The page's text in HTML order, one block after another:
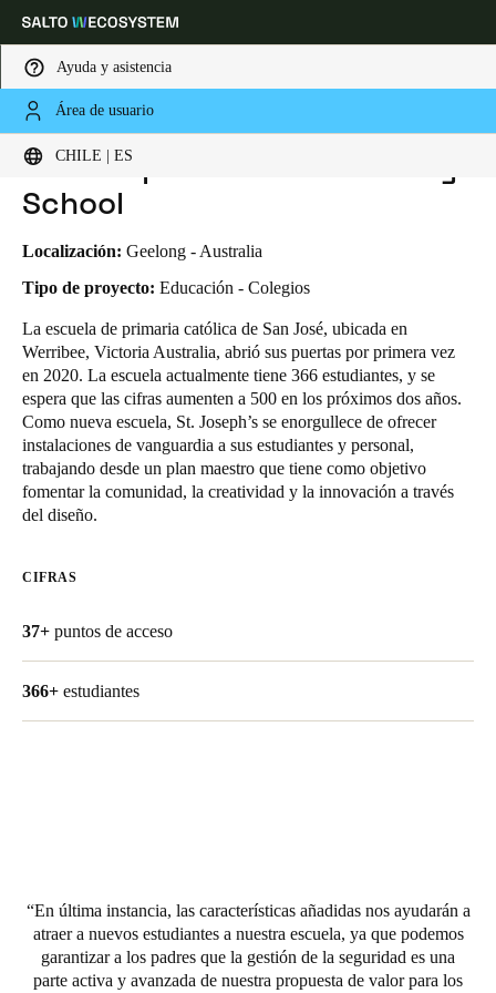
Ayuda y asistencia
Área de usuario
CHILE | ES
Elija su ubicación y configuración de idioma
Global
Chile Español
Mexico
Español
Colombia
Español
Chile
Guardar la nueva selección como predeterminada
HOME INDUSTRIAS
ST. JOSEPH’S CATHOLIC PRIMARY SCHOOL
St. Joseph’s Catholic Primary
School
Localización: Geelong - Australia
Tipo de proyecto: Educación - Colegios
La escuela de primaria católica de San José, ubicada en
Werribee, Victoria Australia, abrió sus puertas por primera vez
en 2020. La escuela actualmente tiene 366 estudiantes, y se
espera que las cifras aumenten a 500 en los próximos dos años.
Como nueva escuela, St. Joseph’s se enorgullece de ofrecer
instalaciones de vanguardia a sus estudiantes y personal,
trabajando desde un plan maestro que tiene como objetivo
fomentar la comunidad, la creatividad y la innovación a través
del diseño.
CIFRAS
37+ puntos de acceso
366+ estudiantes
En última instancia, las características añadidas nos ayudarán a
atraer a nuevos estudiantes a nuestra escuela, ya que podemos
garantizar a los padres que la gestión de la seguridad es una
parte activa y avanzada de nuestra propuesta de valor para los